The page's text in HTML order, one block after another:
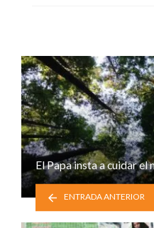
El Papa insta a cuidar
ENTRADA ANTERIOR